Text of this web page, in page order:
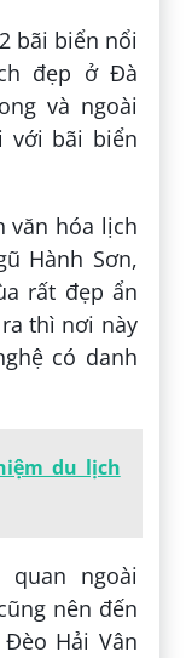
bãi biển nổi
đẹp ở Đà
và ngoài
với bãi biển
văn hóa lịch
Hành Sơn,
rất đẹp ẩn
thì nơi này
có danh
du lịch
ngoài
nên đến
Hải Vân